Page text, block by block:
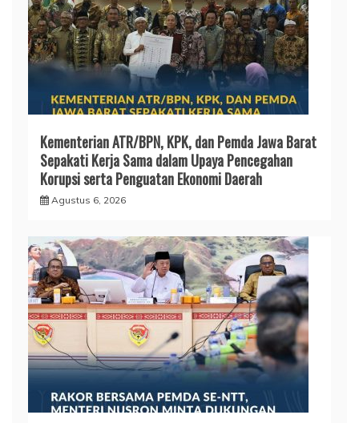
Kementerian ATR/BPN, KPK, dan Pemda Jawa Barat
Sepakati Kerja Sama dalam Upaya Pencegahan
Korupsi serta Penguatan Ekonomi Daerah
Agustus 6, 2026